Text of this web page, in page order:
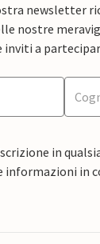
newsletter
nostre
inviti a
in
informazioni in